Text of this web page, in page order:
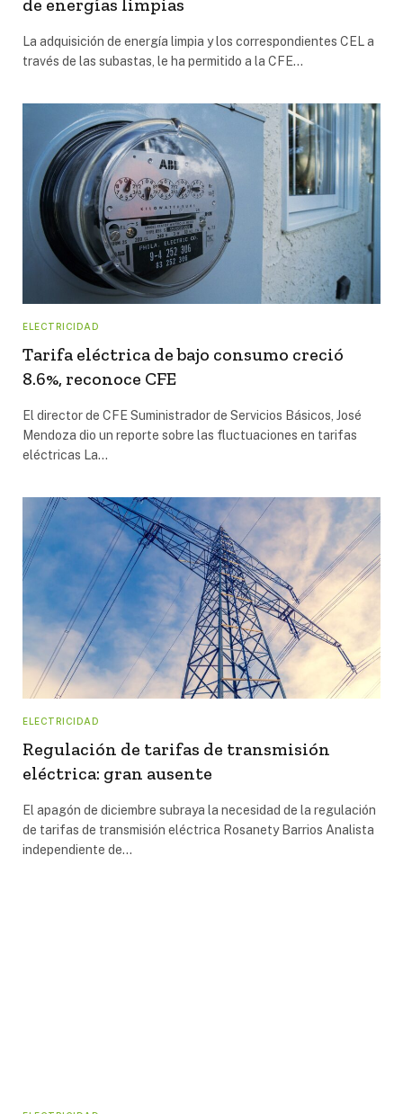
La adquisición de energía limpia y los correspondientes CEL a
través de las subastas, le ha permitido a la CFE…
ELECTRICIDAD
Tarifa eléctrica de bajo consumo creció
8.6%, reconoce CFE
El director de CFE Suministrador de Servicios Básicos, José
Mendoza dio un reporte sobre las fluctuaciones en tarifas
eléctricas La…
ELECTRICIDAD
Regulación de tarifas de transmisión
eléctrica: gran ausente
El apagón de diciembre subraya la necesidad de la regulación
de tarifas de transmisión eléctrica Rosanety Barrios Analista
independiente de…